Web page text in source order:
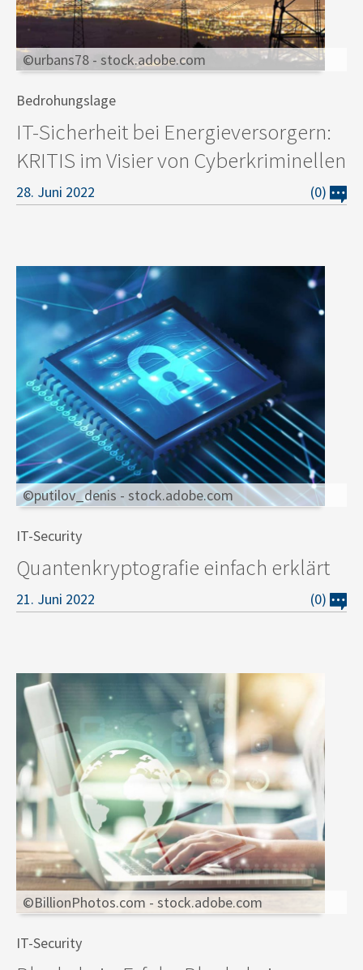
©urbans78 - stock.adobe.com
Bedrohungslage
IT-Sicherheit bei Energieversorgern:
KRITIS im Visier von Cyberkriminellen
28. Juni 2022 (0)
©putilov_denis - stock.adobe.com
IT-Security
Quantenkryptografie einfach erklärt
21. Juni 2022 (0)
©BillionPhotos.com - stock.adobe.com
IT-Security